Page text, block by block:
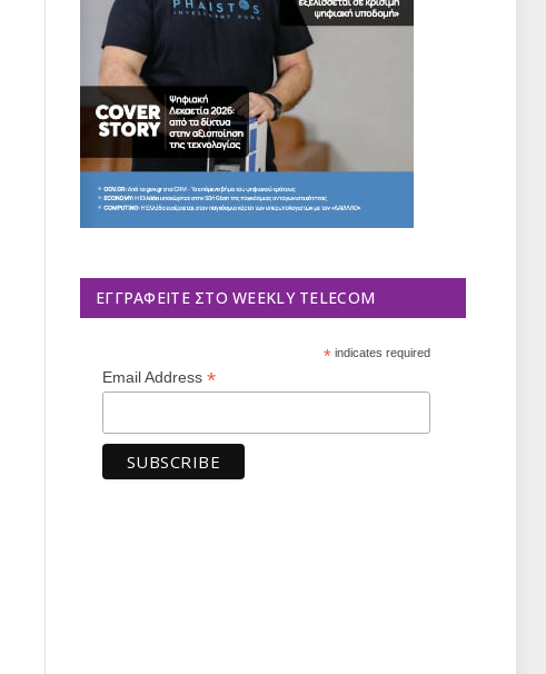
ΕΓΓΡΑΦΕΊΤΕ ΣΤΟ WEEKLY TELECOM
*indicates required
Email Address *